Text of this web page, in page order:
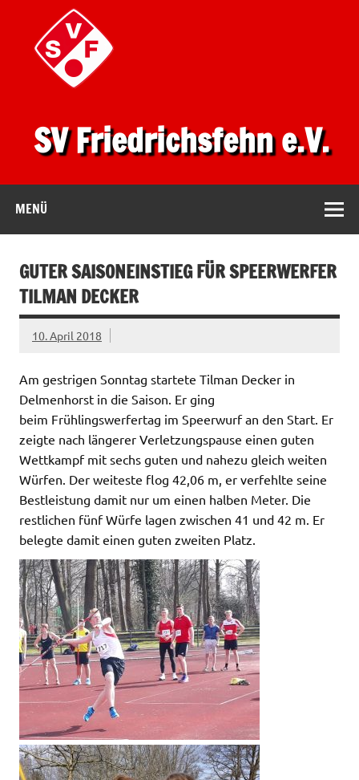
SV Friedrichsfehn e.V.
MENÜ
GUTER SAISONEINSTIEG FÜR SPEERWERFER
TILMAN DECKER
10. April 2018
Am gestrigen Sonntag startete Tilman Decker in
Delmenhorst in die Saison. Er ging
beim Frühlingswerfertag im Speerwurf an den Start. Er
zeigte nach längerer Verletzungspause einen guten
Wettkampf mit sechs guten und nahezu gleich weiten
Würfen. Der weiteste flog 42,06 m, er verfehlte seine
Bestleistung damit nur um einen halben Meter. Die
restlichen fünf Würfe lagen zwischen 41 und 42 m. Er
belegte damit einen guten zweiten Platz.